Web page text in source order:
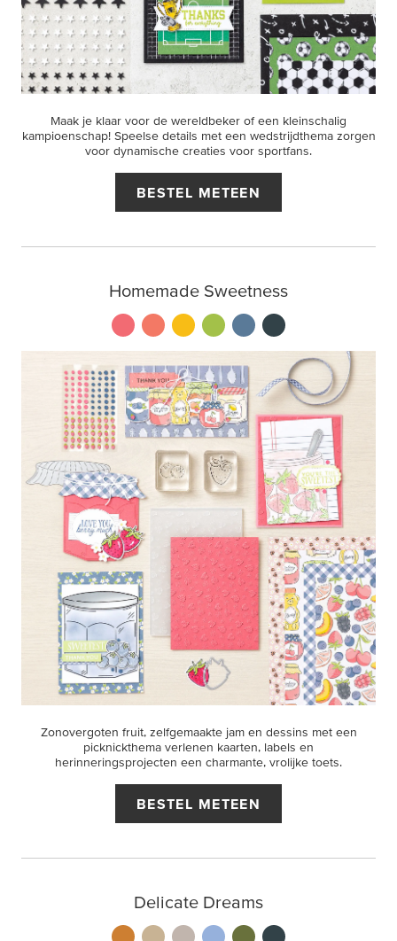
Maak je klaar voor de wereldbeker of een kleinschalig
kampioenschap! Speelse details met een wedstrijdthema zorgen
voor dynamische creaties voor sportfans.
BESTEL METEEN
Homemade Sweetness
Zonovergoten fruit, zelfgemaakte jam en dessins met een
picknickthema verlenen kaarten, labels en
herinneringsprojecten een charmante, vrolijke toets.
BESTEL METEEN
Delicate Dreams